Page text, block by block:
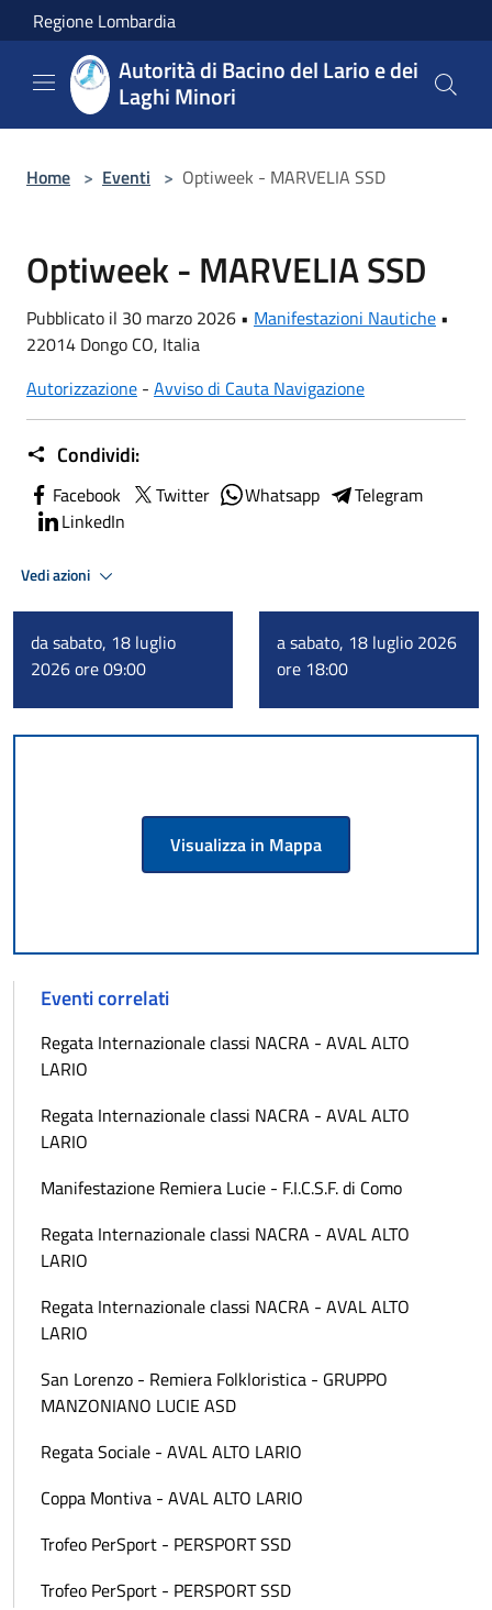
Salta al contenuto principale
Regione Lombardia
Autorità di Bacino del Lario e dei
Laghi Minori
Home > Eventi > Optiweek - MARVELIA SSD
Optiweek - MARVELIA SSD
Pubblicato il 30 marzo 2026 • Manifestazioni Nautiche •
22014 Dongo CO, Italia
Autorizzazione - Avviso di Cauta Navigazione
Condividi:
Facebook Twitter Whatsapp
Telegram
LinkedIn
Vedi azioni
da sabato, 18 luglio
2026 ore 09:00
a sabato, 18 luglio 2026
ore 18:00
Visualizza in Mappa
Eventi correlati
Regata Internazionale classi NACRA - AVAL ALTO
LARIO
Regata Internazionale classi NACRA - AVAL ALTO
LARIO
Manifestazione Remiera Lucie - F.I.C.S.F. di Como
Regata Internazionale classi NACRA - AVAL ALTO
LARIO
Regata Internazionale classi NACRA - AVAL ALTO
LARIO
San Lorenzo - Remiera Folkloristica - GRUPPO
MANZONIANO LUCIE ASD
Regata Sociale - AVAL ALTO LARIO
Coppa Montiva - AVAL ALTO LARIO
Trofeo PerSport - PERSPORT SSD
Trofeo PerSport - PERSPORT SSD